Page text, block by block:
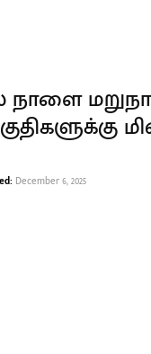
மறுநாள்
December 6, 2025